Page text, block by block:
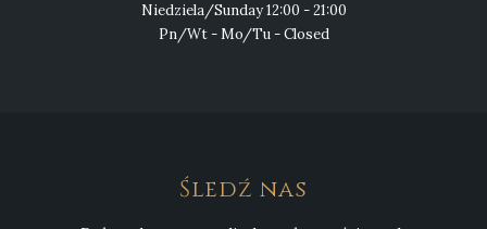
Niedziela/Sunday 12:00 - 21:00
Pn/Wt - Mo/Tu - Closed
Śledź nas